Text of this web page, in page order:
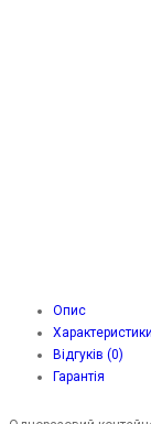
Опис
Характеристики
Відгуків (0)
Гарантія